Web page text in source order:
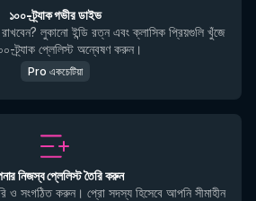
১০০-ট্র্যাক গভীর ডাইভ
লুকানো ইন্ডি রত্ন এবং ক্লাসিক প্রিয়গুলি খুঁজে
ট্র্যাক প্লেলিস্ট অন্বেষণ করুন।
Pro একচেটিয়া
নিজস্ব প্লেলিস্ট তৈরি করুন
ও সংগঠিত করুন। প্রো সদস্য হিসেবে আপনি সীমাহীন